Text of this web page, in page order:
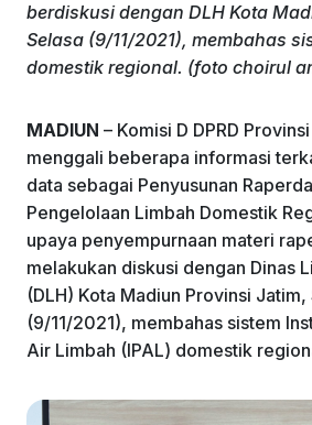
e
b
o
k
e
dI
s
A
p
gr
a
l
berdiskusi dengan DLH Kota
Selasa (9/11/2021), membahas
domestik regional. (foto choirul
MADIUN – Komisi D DPRD
menggali beberapa informasi
data sebagai Penyusunan
Pengelolaan Limbah Domestik
upaya penyempurnaan materi
melakukan diskusi dengan Dinas
(DLH) Kota Madiun Provinsi Jatim,
(9/11/2021), membahas sistem
Air Limbah (IPAL) domestik